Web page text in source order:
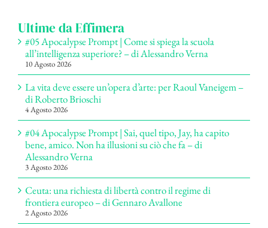
Ultime da Effimera
#05 Apocalypse Prompt | Come si spiega la scuola
all’intelligenza superiore? – di Alessandro Verna
10 Agosto 2026
La vita deve essere un’opera d’arte: per Raoul Vaneigem –
di Roberto Brioschi
4 Agosto 2026
#04 Apocalypse Prompt | Sai, quel tipo, Jay, ha capito
bene, amico. Non ha illusioni su ciò che fa – di
Alessandro Verna
3 Agosto 2026
Ceuta: una richiesta di libertà contro il regime di
frontiera europeo – di Gennaro Avallone
2 Agosto 2026